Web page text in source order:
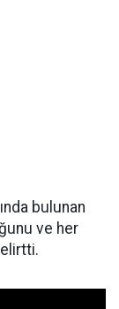
bulunan
ve her